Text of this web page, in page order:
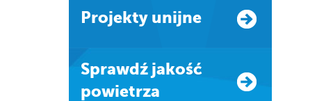
Projekty unijne
Sprawdź jakość
powietrza